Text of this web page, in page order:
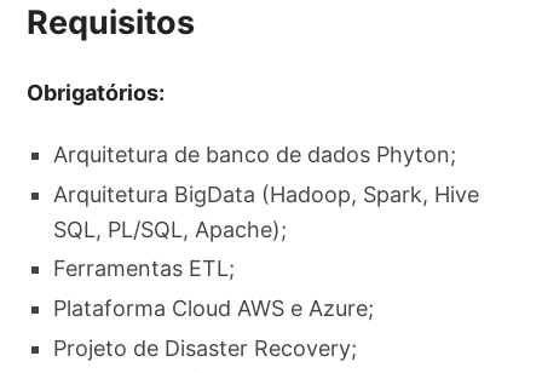
Requisitos
Obrigatórios:
Arquitetura de banco de dados Phyton;
Arquitetura BigData (Hadoop, Spark, Hive
SQL, PL/SQL, Apache);
Ferramentas ETL;
Plataforma Cloud AWS e Azure;
Projeto de Disaster Recovery;